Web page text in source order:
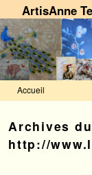
ArtisAnne
Accueil
Archives
http://